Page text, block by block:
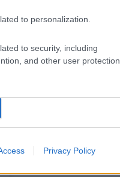
to personalization.
to security, including
and other user protection.
Privacy Policy